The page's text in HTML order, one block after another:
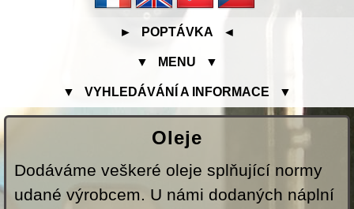
► POPTÁVKA ◄
▼ MENU ▼
▼ VYHLEDÁVÁNÍ A INFORMACE ▼
Oleje
Dodáváme veškeré oleje splňující normy
udané výrobcem. U námi dodaných náplní